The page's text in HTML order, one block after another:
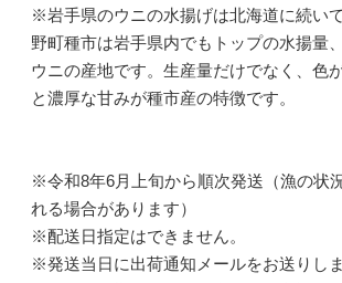
※岩手県のウニの水揚げは北海道に続い
野町種市は岩手県内でもトップの水揚量
ウニの産地です。生産量だけでなく、色
と濃厚な甘みが種市産の特徴です。
※令和8年6月上旬から順次発送（漁の状
れる場合があります）
※配送日指定はできません。
※発送当日に出荷通知メールをお送りしま